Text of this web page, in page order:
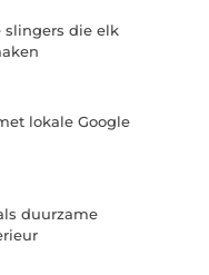
slingers die elk
lokale Google
duurzame